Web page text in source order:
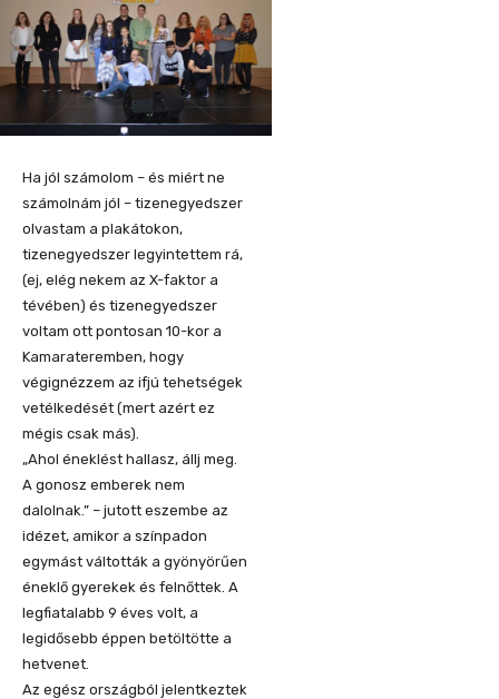
Ha jól számolom – és miért ne
számolnám jól – tizenegyedszer
olvastam a plakátokon,
tizenegyedszer legyintettem rá,
(ej, elég nekem az X-faktor a
tévében) és tizenegyedszer
voltam ott pontosan 10-kor a
Kamarateremben, hogy
végignézzem az ifjú tehetségek
vetélkedését (mert azért ez
mégis csak más).
„Ahol éneklést hallasz, állj meg.
A gonosz emberek nem
dalolnak.” – jutott eszembe az
idézet, amikor a színpadon
egymást váltották a gyönyörűen
éneklő gyerekek és felnőttek. A
legfiatalabb 9 éves volt, a
legidősebb éppen betöltötte a
hetvenet.
Az egész országból jelentkeztek